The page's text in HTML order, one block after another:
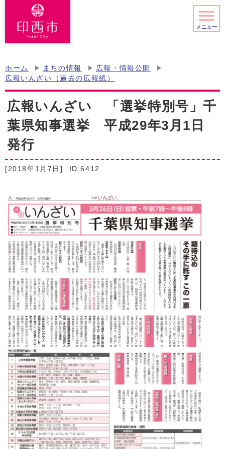
メニュー
ホーム まちの情報
広報・情報公開
広報いんざい（過去の広報紙）
広報いんざい 「選挙特別号」千
葉県知事選挙 平成29年3月1日
発行
[2018年1月7日] ID:6412